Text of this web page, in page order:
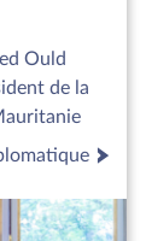
Ould
de la